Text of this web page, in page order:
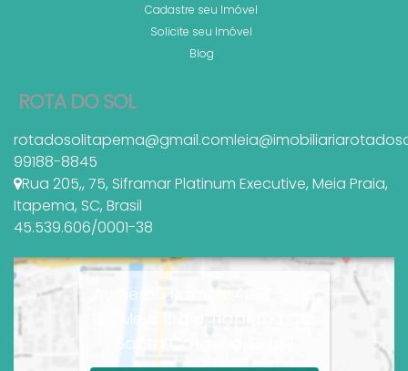
Cadastre seu Imóvel
Solicite seu Imóvel
Blog
ROTA DO SOL
rotadosolitapema@gmail.com
99188-8845
Rua 205,, 75, Siframar Platinum Executive, Meia Praia,
Itapema, SC, Brasil
45.539.606/0001-38
Av Nereu Ramos, 4077, Sala
09, Meia Praia, Itapema, SC,
Santa Catarina, Brasil